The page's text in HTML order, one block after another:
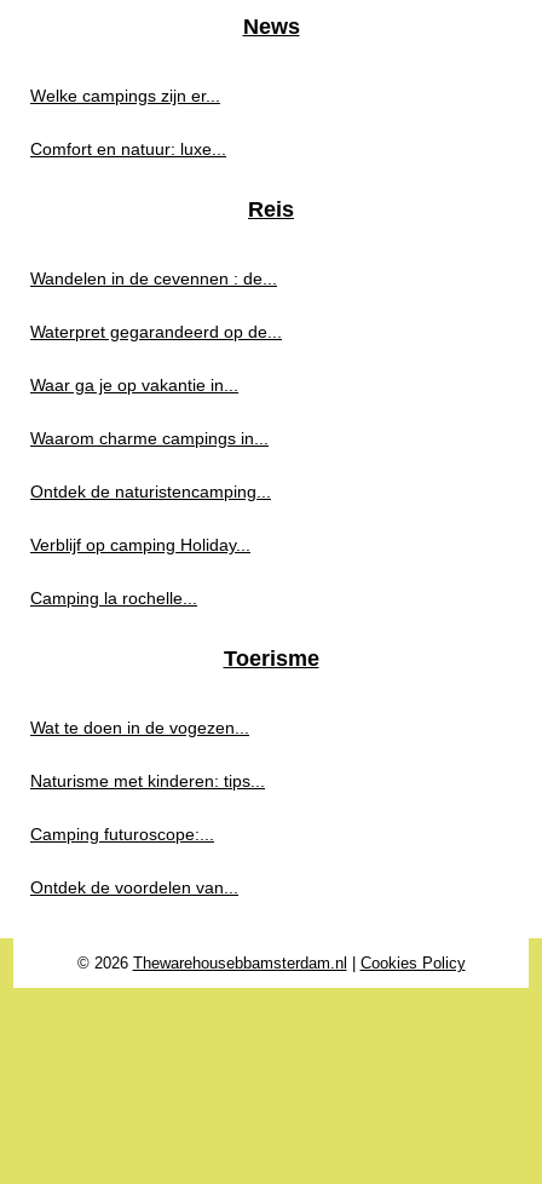
News
Welke campings zijn er...
Comfort en natuur: luxe...
Reis
Wandelen in de cevennen : de...
Waterpret gegarandeerd op de...
Waar ga je op vakantie in...
Waarom charme campings in...
Ontdek de naturistencamping...
Verblijf op camping Holiday...
Camping la rochelle...
Toerisme
Wat te doen in de vogezen...
Naturisme met kinderen: tips...
Camping futuroscope:...
Ontdek de voordelen van...
© 2026 Thewarehousebbamsterdam.nl Cookies Policy